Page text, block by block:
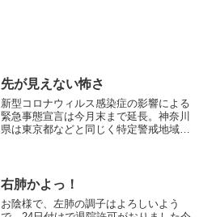
先が見えない怖さ
新型コロナウィルス感染症の影響による
緊急事態宣言は今月末まで延長。神奈川
県は東京都などと同じく特定警戒地域な
れたので、在宅...
右肺かよっ！
お陰様で、左肺の調子はよろしいよう